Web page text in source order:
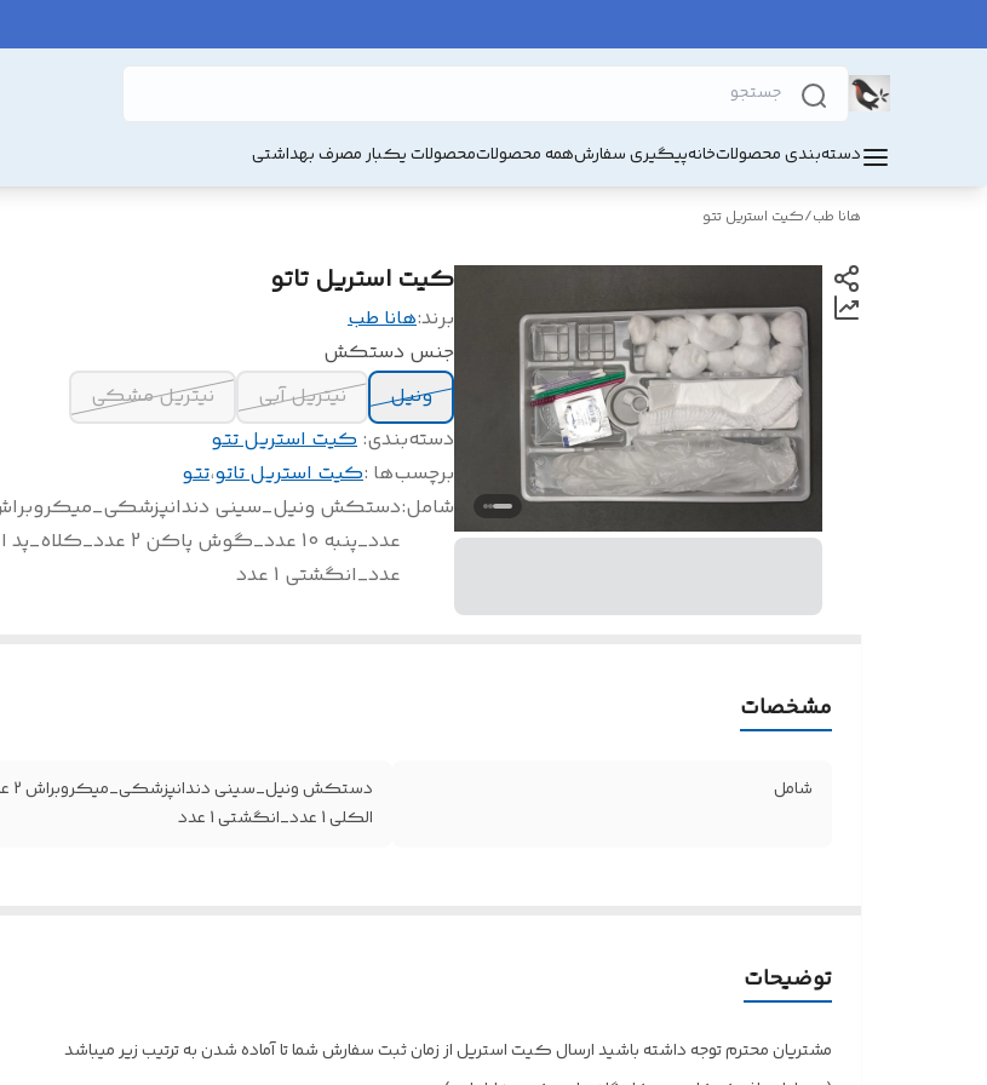
دسته‌بندی محصولاتخانهپیگیری سفارشهمه محصولاتمحصولات یکبار مصرف بهداشتی
هانا طب/کیت استریل تتو
کیت استریل تاتو
برند:هانا طب
جنس دستکش
ونیل
نیتریل آبی
نیتریل مشکی
دسته‌بندی: کیت استریل تتو
برچسب‌ها :کیت استریل تاتو،تتو
شامل:
عدد_انگشتی 1 عدد
مشخصات
شامل
الکلی 1 عدد_انگشتی 1 عدد
توضیحات
مشتریان محترم توجه داشته باشید ارسال کیت استریل از زمان ثبت سفارش شما تا آماده شدن به ترتیب زیر میباشد